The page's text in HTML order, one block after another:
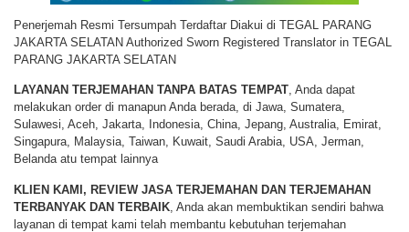
Penerjemah Resmi Tersumpah Terdaftar Diakui di TEGAL PARANG
JAKARTA SELATAN Authorized Sworn Registered Translator in TEGAL
PARANG JAKARTA SELATAN
LAYANAN TERJEMAHAN TANPA BATAS TEMPAT, Anda dapat
melakukan order di manapun Anda berada, di Jawa, Sumatera,
Sulawesi, Aceh, Jakarta, Indonesia, China, Jepang, Australia, Emirat,
Singapura, Malaysia, Taiwan, Kuwait, Saudi Arabia, USA, Jerman,
Belanda atu tempat lainnya
KLIEN KAMI, REVIEW JASA TERJEMAHAN DAN TERJEMAHAN
TERBANYAK DAN TERBAIK , Anda akan membuktikan sendiri bahwa
layanan di tempat kami telah membantu kebutuhan terjemahan